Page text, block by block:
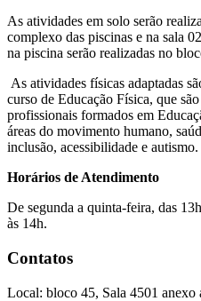
As atividades em solo serão
complexo das piscinas e na sala
na piscina serão realizadas no
As atividades físicas adaptadas
curso de Educação Física, que
profissionais formados em
áreas do movimento humano,
inclusão, acessibilidade e autismo.
Horários de Atendimento
De segunda a quinta-feira, das
às 14h.
Contatos
Local: bloco 45, Sala 4501 anexo